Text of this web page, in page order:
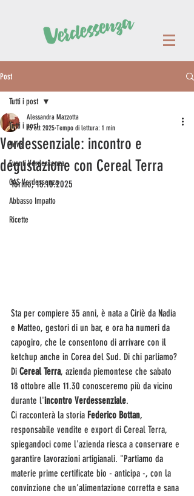
Post
Tutti i post
News
Eventi Verdessenza
GAS Verdessenza
Abbasso Impatto
Ricette
Tutti i post
Verdessenziale: incontro e
degustazione con Cereal Terra
Alessandra Mazzotta
15 ott 2025 Tempo di lettura: 1 min
Torino, 15.10.2025
Sta per compiere 35 anni, è nata a Ciriè da Nadia
e Matteo, gestori di un bar, e ora ha numeri da
capogiro, che le consentono di arrivare con il
ketchup anche in Corea del Sud. Di chi parliamo?
Di Cereal Terra, azienda piemontese che sabato
18 ottobre alle 11.30 conosceremo più da vicino
durante l'incontro Verdessenziale.
Ci racconterà la storia Federico Bottan,
responsabile vendite e export di Cereal Terra,
spiegandoci come l'azienda riesca a conservare e
garantire lavorazioni artigianali. "Partiamo da
materie prime certificate bio - anticipa -, con la
convinzione che un’alimentazione corretta e sana